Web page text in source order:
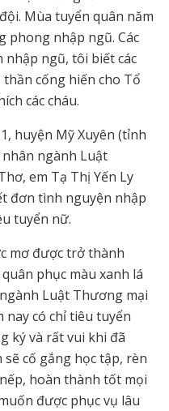
Mùa tuyển quân năm
phong nhập ngũ. Các
nhập ngũ, tôi biết các
cống hiến cho Tổ
các cháu.
huyện Mỹ Xuyên (tỉnh
ngành Luật
em Tạ Thị Yến Ly
đơn tình nguyện nhập
tuyển nữ.
mơ được trở thành
phục màu xanh lá
Luật Thương mại
có chỉ tiêu tuyển
ký và rất vui khi đã
cố gắng học tập, rèn
hoàn thành tốt mọi
được phục vụ lâu